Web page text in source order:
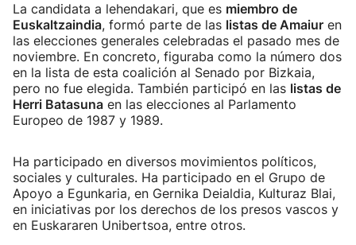
La candidata a lehendakari, que es miembro de
Euskaltzaindia, formó parte de las listas de Amaiur en
las elecciones generales celebradas el pasado mes de
noviembre. En concreto, figuraba como la número dos
en la lista de esta coalición al Senado por Bizkaia,
pero no fue elegida. También participó en las listas de
Herri Batasuna en las elecciones al Parlamento
Europeo de 1987 y 1989.
Ha participado en diversos movimientos políticos,
sociales y culturales. Ha participado en el Grupo de
Apoyo a Egunkaria, en Gernika Deialdia, Kulturaz Blai,
en iniciativas por los derechos de los presos vascos y
en Euskararen Unibertsoa, entre otros.